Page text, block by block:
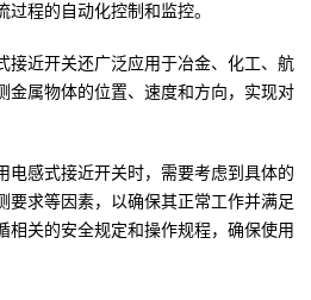
程的自动化控制和监控。
接近开关还广泛应用于冶金、化工、航
金属物体的位置、速度和方向，实现对
电感式接近开关时，需要考虑到具体的
要求等因素，以确保其正常工作并满足
相关的安全规定和操作规程，确保使用